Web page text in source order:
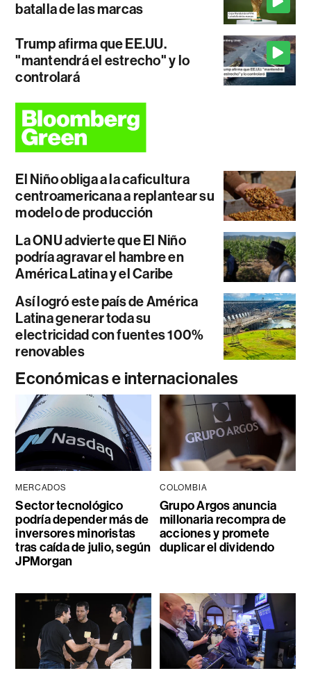
batalla de las marcas
Trump afirma que EE.UU.
"mantendrá el estrecho" y lo
controlará
El Niño obliga a la caficultura
centroamericana a replantear su
modelo de producción
La ONU advierte que El Niño
podría agravar el hambre en
América Latina y el Caribe
Así logró este país de América
Latina generar toda su
electricidad con fuentes 100%
renovables
Económicas e internacionales
MERCADOS
Sector tecnológico
podría depender más de
inversores minoristas
tras caída de julio, según
JPMorgan
COLOMBIA
Grupo Argos anuncia
millonaria recompra de
acciones y promete
duplicar el dividendo